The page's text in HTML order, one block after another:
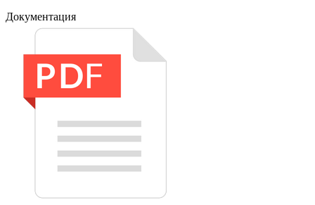
Документация